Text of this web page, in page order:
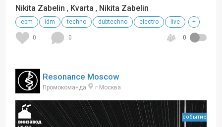
Nikita Zabelin , Kvarta , Nikita Zabelin
ebm idm techno dubtechno electro live +
0 0 0
Resonance Moscow
Промокоманда г Москва
событие